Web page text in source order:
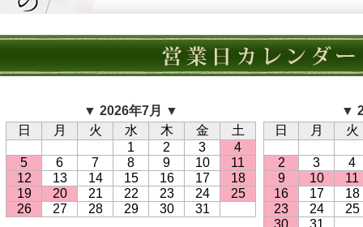
▼ 2026年7月 ▼
日
月 火 水 木 金
土
1
2 3
4
5
6 7 8 9 10
11
12
13 14 15 16 17
18
19
20 21 22 23 24
25
26
27 28 29 30 31
▼
日
月 火
2 3
4
9
10
11
16
17
18
23
24
25